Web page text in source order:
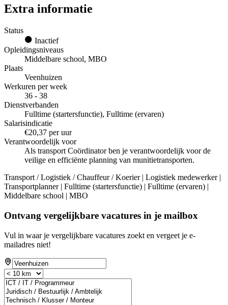
Extra informatie
Status
Inactief
Opleidingsniveaus
Middelbare school, MBO
Plaats
Veenhuizen
Werkuren per week
36 - 38
Dienstverbanden
Fulltime (startersfunctie), Fulltime (ervaren)
Salarisindicatie
€20,37 per uur
Verantwoordelijk voor
Als transport Coördinator ben je verantwoordelijk voor de
veilige en efficiënte planning van munitietransporten.
Transport / Logistiek / Chauffeur / Koerier | Logistiek medewerker |
Transportplanner | Fulltime (startersfunctie) | Fulltime (ervaren) |
Middelbare school | MBO
Ontvang vergelijkbare vacatures in je mailbox
Vul in waar je vergelijkbare vacatures zoekt en vergeet je e-
mailadres niet!